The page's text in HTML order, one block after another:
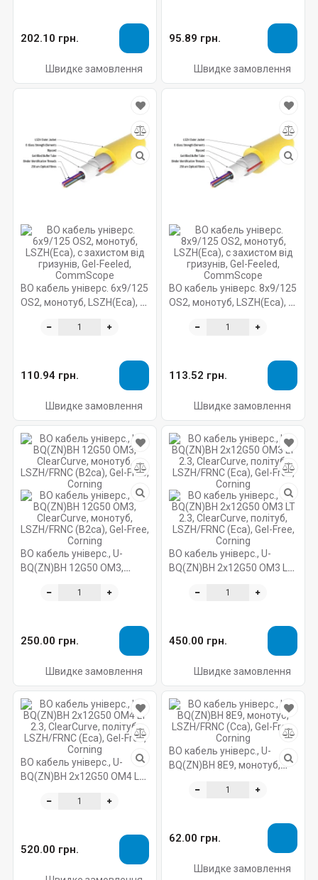
202.10 грн.
Швидке замовлення
95.89 грн.
Швидке замовлення
ВО кабель універс. 6x9/125
OS2, монотуб, LSZH(Eca), с
Feeled, CommScope
110.94 грн.
Швидке замовлення
ВО кабель універс. 8x9/125
OS2, монотуб, LSZH(Eca), с
Feeled, CommScope
113.52 грн.
Швидке замовлення
ВО кабель універс., U-
BQ(ZN)BH 12G50 OM3,
LSZH/FRNC (B2ca), Gel-Free,
250.00 грн.
Швидке замовлення
ВО кабель універс., U-
BQ(ZN)BH 2х12G50 OM3 LT
LSZH/FRNC (Eca), Gel-Free,
450.00 грн.
Швидке замовлення
ВО кабель універс., U-
BQ(ZN)BH 2х12G50 OM4 LT
LSZH/FRNC (Eca), Gel-Free,
520.00 грн.
ВО кабель універс., U-
BQ(ZN)BH 8E9, монотуб,
Corning
62.00 грн.
Швидке замовлення